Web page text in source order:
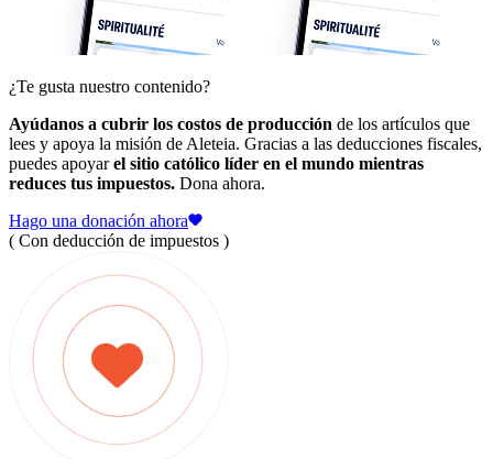
¿Te gusta nuestro contenido?
Ayúdanos a cubrir los costos de producción de los artículos que
lees y apoya la misión de Aleteia. Gracias a las deducciones fiscales,
puedes apoyarel sitio católico líder en el mundo mientras
reduces tus impuestos. Dona ahora.
Hago una donación ahora
( Con deducción de impuestos )